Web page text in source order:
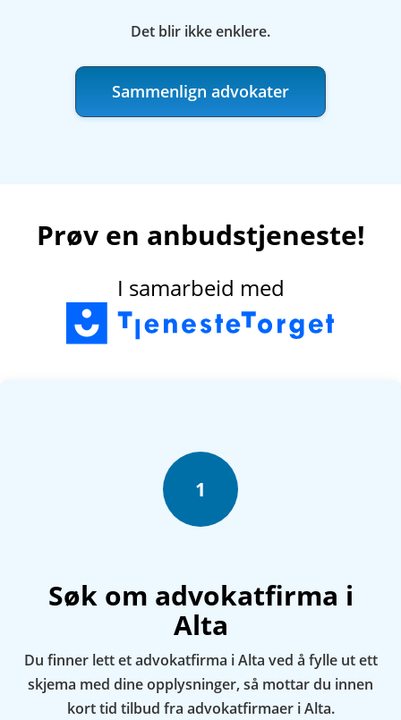
Det blir ikke enklere.
Sammenlign advokater
Prøv en anbudstjeneste!
I samarbeid med
1
Søk om advokatfirma i
Alta
Du finner lett et advokatfirma i Alta ved å fylle ut ett
skjema med dine opplysninger, så mottar du innen
kort tid tilbud fra advokatfirmaer i Alta.